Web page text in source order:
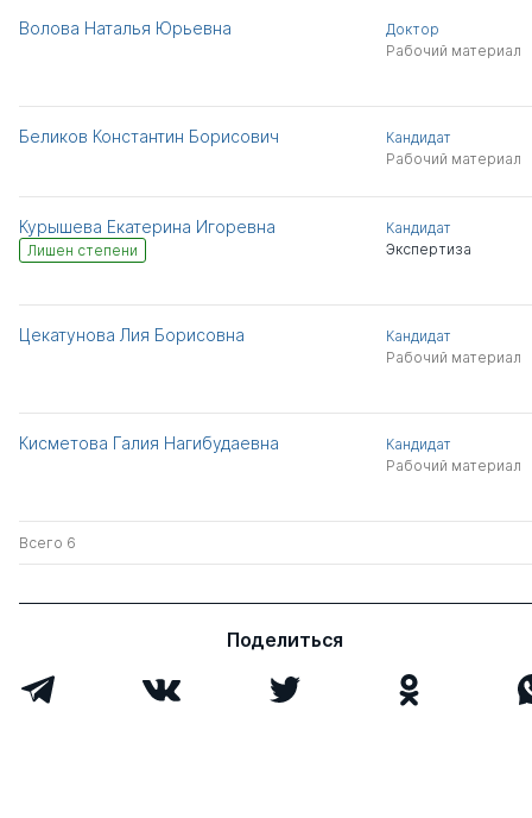
Волова Наталья Юрьевна
Доктор
Рабочий материал
Беликов Константин Борисович
Кандидат
Рабочий материал
Курышева Екатерина Игоревна
Лишен степени
Кандидат
Экспертиза
Цекатунова Лия Борисовна
Кандидат
Рабочий материал
Кисметова Галия Нагибудаевна
Кандидат
Рабочий материал
Всего 6
Поделиться